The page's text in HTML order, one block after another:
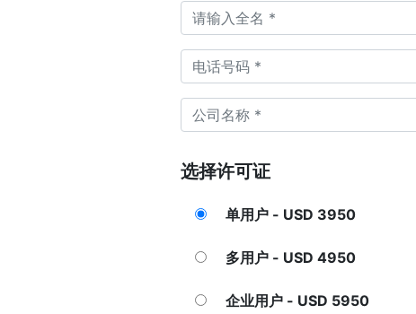
选择许可证
单用户 - USD 3950
多用户 - USD 4950
企业用户 - USD 5950